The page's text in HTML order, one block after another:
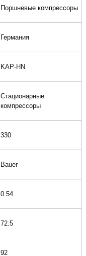
Поршневые компрессоры
Германия
KAP-HN
Стационарные
компрессоры
330
Bauer
0.54
72.5
92